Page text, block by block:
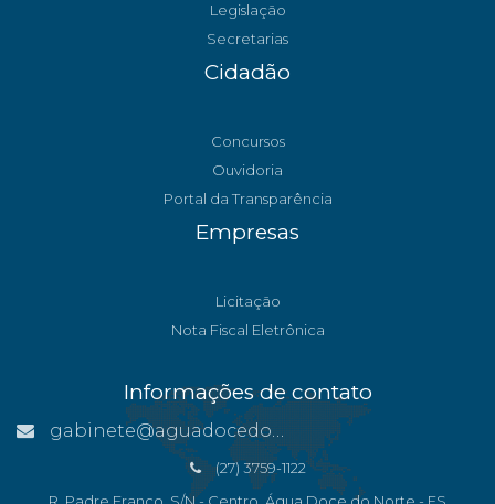
Legislação
Secretarias
Cidadão
Concursos
Ouvidoria
Portal da Transparência
Empresas
Licitação
Nota Fiscal Eletrônica
Informações de contato
gabinete@aguadocedonorte.es.gov.br
(27) 3759-1122